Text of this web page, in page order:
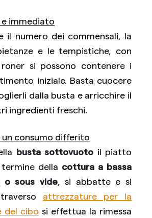
immediato
il numero dei commensali, la
e le tempistiche, con
si possono contenere i
iniziale. Basta cuocere
dalla busta e arricchire il
ingredienti freschi.
consumo differito
busta sottovuoto il piatto
della cottura a bassa
o sous vide, si abbatte e si
attrezzature per la
del cibo si effettua la rimessa